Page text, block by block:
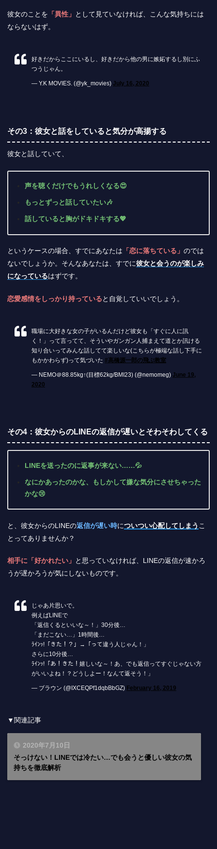
彼女のことを 「異性」 として見ていなければ、こんな気持ちには
ならないはず。
好きだからここにいるし、好きだから他の男に嫉妬するし別にふ
つうじゃん。
— Y.K MOVIES. (@yk_movies) July 16, 2020
その3：彼女と話をしていると気分が高揚する
彼女と話していて、
声を聴くだけでもうれしくなる😍
もっとずっと話していたい🎶
話していると胸がドキドキする💖
というケースの場合、すでにあなたは 「恋に落ちている」 のでは
ないでしょうか。そんなあなたは、すでに彼女と会うのが楽しみ
になっているはずです。
恋愛感情をしっかり持っている と自覚していいでしょう。
職場に大好きな女の子がいるんだけど彼女も「すぐに人に訊
く！」って言ってて、そういやガンガン人捕まえて道とか訊ける
知り合いってみんな話してて楽しいな(こちらが極端な話し下手に
もかかわらず)って気づいた #高橋源一郎の飛ぶ教室
— NEMO＠88.85kg↑(目標62kg/BMI23) (@nemomeg) June 19,
2020
その4：彼女からのLINEの返信が遅いとそわそわしてくる
LINEを送ったのに返事が来ない……💦
なにかあったのかな、もしかして嫌な気分にさせちゃった
かな😢
と、彼女からのLINEの返信が遅い時についつい心配してしまう こ
とってありませんか？
相手に「好かれたい」 と思っていなければ、LINEの返信が速かろ
うが遅かろうが気にしないものです。
じゃあ片思いで。
例えばLINEで
「返信くるといいな～！」30分後…
「まだこない…」1時間後…
ﾗｲﾝｯ!「きた！？」→「って違う人じゃん！」
さらに10分後…
ﾗｲﾝｯ!「あ！きた！嬉しいな～！あ、でも返信ってすぐじゃない方
がいいよね！？どうしよー！なんて返そう！」
— ブラウン (@IXCEQPf1dqbBbGZ) February 16, 2019
▼関連記事
2020年7月10日
そっけない！LINEでは冷たい…でも会うと優しい彼女の気
持ちを徹底解析